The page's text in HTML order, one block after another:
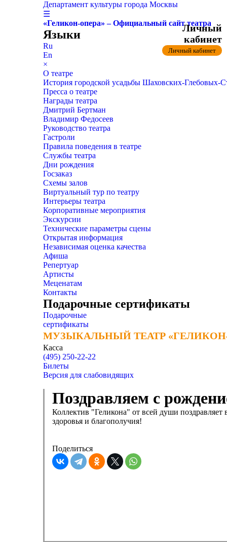
Департамент культуры города Москвы
☰
«Геликон-опера» – Официальный сайт театра
Языки
Ru
En
×
О театре
История городской усадьбы Шаховских-
Пресса о театре
Награды театра
Дмитрий Бертман
Владимир Федосеев
Руководство театра
Гастроли
Правила поведения в театре
Службы театра
Дни рождения
Госзаказ
Схемы залов
Виртуальный тур по театру
Интерьеры театра
Корпоративные мероприятия
Экскурсии
Технические параметры сцены
Открытая информация
Независимая оценка качества
Афиша
Репертуар
Артисты
Меценатам
Контакты
Подарочные сертификаты
Подарочные
сертификаты
МУЗЫКАЛЬНЫЙ ТЕАТР
МУЗЫКАЛЬНЫЙ ТЕАТР
Касса
(495) 250-22-22
Личный
кабинет
Личный кабинет
Билеты
Версия для слабовидящих
Поздравляем с
Коллектив "Геликона" от всей души
здоровья и благополучия!
Поделиться